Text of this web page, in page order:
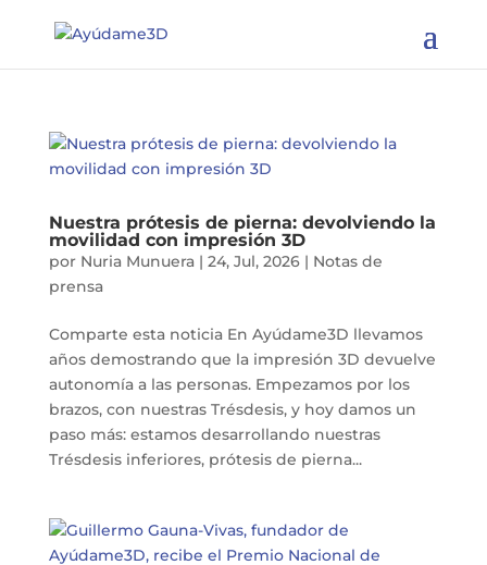
Nuestra prótesis de pierna: devolviendo la
movilidad con impresión 3D
por Nuria Munuera| 24, Jul, 2026| Notas de
prensa
Comparte esta noticia En Ayúdame3D llevamos
años demostrando que la impresión 3D devuelve
autonomía a las personas. Empezamos por los
brazos, con nuestras Trésdesis, y hoy damos un
paso más: estamos desarrollando nuestras
Trésdesis inferiores, prótesis de pierna...
65 Países alcanzados | 672
Pesonas ayudadas |
Queremos ayudar a 83
Quiero ser socio/a